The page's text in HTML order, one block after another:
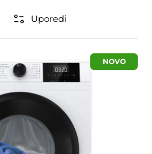
Uporedi
NOVO